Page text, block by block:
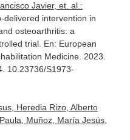
Javier, et. al.:
delivered intervention in
osteoarthritis: a
trial. En: European
Medicine. 2023.
10.23736/S1973-
Heredia Rizo, Alberto
Muñoz, María Jesús,